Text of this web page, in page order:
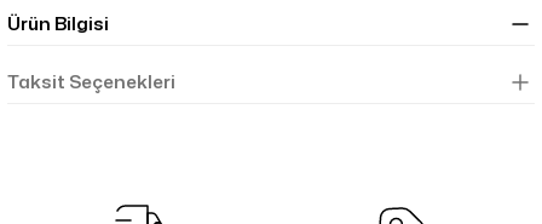
Ürün Bilgisi
Taksit Seçenekleri